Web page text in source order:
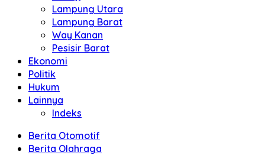
Lampung Utara
Lampung Barat
Way Kanan
Pesisir Barat
Ekonomi
Politik
Hukum
Lainnya
Indeks
Berita Otomotif
Berita Olahraga